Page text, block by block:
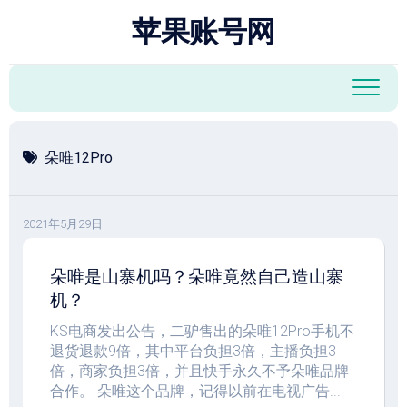
容
苹果账号网
朵唯12Pro
2021年5月29日
朵唯是山寨机吗？朵唯竟然自己造山寨
机？
KS电商发出公告，二驴售出的朵唯12Pro手机不
退货退款9倍，其中平台负担3倍，主播负担3
倍，商家负担3倍，并且快手永久不予朵唯品牌
合作。 朵唯这个品牌，记得以前在电视广告...